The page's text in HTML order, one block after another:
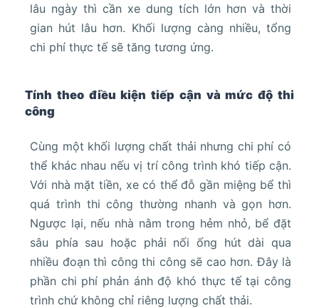
lâu ngày thì cần xe dung tích lớn hơn và thời
gian hút lâu hơn. Khối lượng càng nhiều, tổng
chi phí thực tế sẽ tăng tương ứng.
Tính theo điều kiện tiếp cận và mức độ thi
công
Cùng một khối lượng chất thải nhưng chi phí có
thể khác nhau nếu vị trí công trình khó tiếp cận.
Với nhà mặt tiền, xe có thể đỗ gần miệng bể thì
quá trình thi công thường nhanh và gọn hơn.
Ngược lại, nếu nhà nằm trong hẻm nhỏ, bể đặt
sâu phía sau hoặc phải nối ống hút dài qua
nhiều đoạn thì công thi công sẽ cao hơn. Đây là
phần chi phí phản ánh độ khó thực tế tại công
trình chứ không chỉ riêng lượng chất thải.